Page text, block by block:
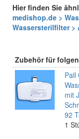
Hier finden Sie
medishop.de >
Wassersterilfilter >
Zubehör für
Pall
mit
92
1